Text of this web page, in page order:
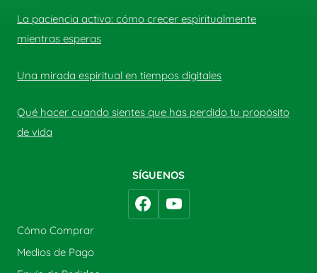
La paciencia activa: cómo crecer espiritualmente
mientras esperas
Una mirada espiritual en tiempos digitales
Qué hacer cuando sientes que has perdido tu propósito
de vida
SÍGUENOS
Cómo Comprar
Medios de Pago